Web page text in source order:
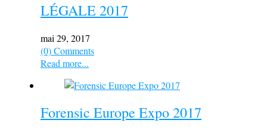
LÉGALE 2017
mai 29, 2017
(0) Comments
Read more...
Forensic Europe Expo 2017